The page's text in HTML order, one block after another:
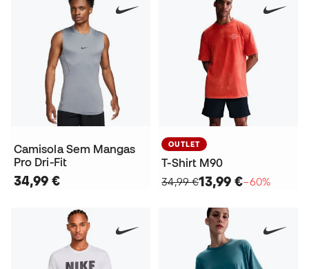
Camisola Sem Mangas
Pro Dri-Fit
34,99 €
OUTLET
T-Shirt M90
34,99 €13,99 €−60%